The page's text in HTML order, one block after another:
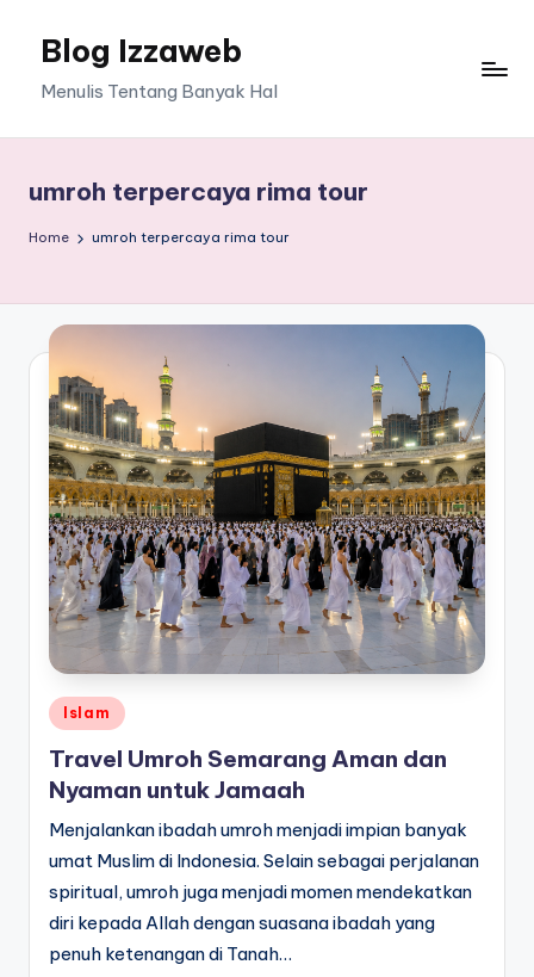
Blog Izzaweb
Menulis Tentang Banyak Hal
umroh terpercaya rima tour
Home umroh terpercaya rima tour
Posted
in
Islam
Travel Umroh Semarang Aman dan
Nyaman untuk Jamaah
Menjalankan ibadah umroh menjadi impian banyak
umat Muslim di Indonesia. Selain sebagai perjalanan
spiritual, umroh juga menjadi momen mendekatkan
diri kepada Allah dengan suasana ibadah yang
penuh ketenangan di Tanah…